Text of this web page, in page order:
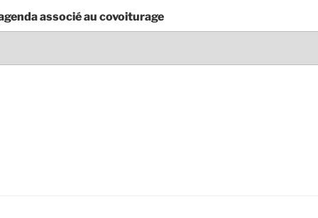
associé au covoiturage